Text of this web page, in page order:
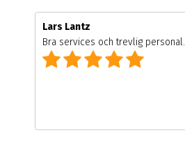
Lars Lantz
Bra services och trevlig personal.